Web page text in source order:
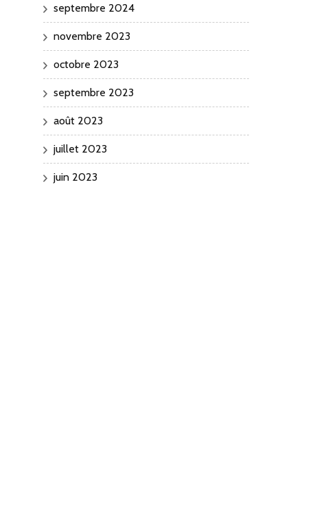
septembre 2024
novembre 2023
octobre 2023
septembre 2023
août 2023
juillet 2023
juin 2023